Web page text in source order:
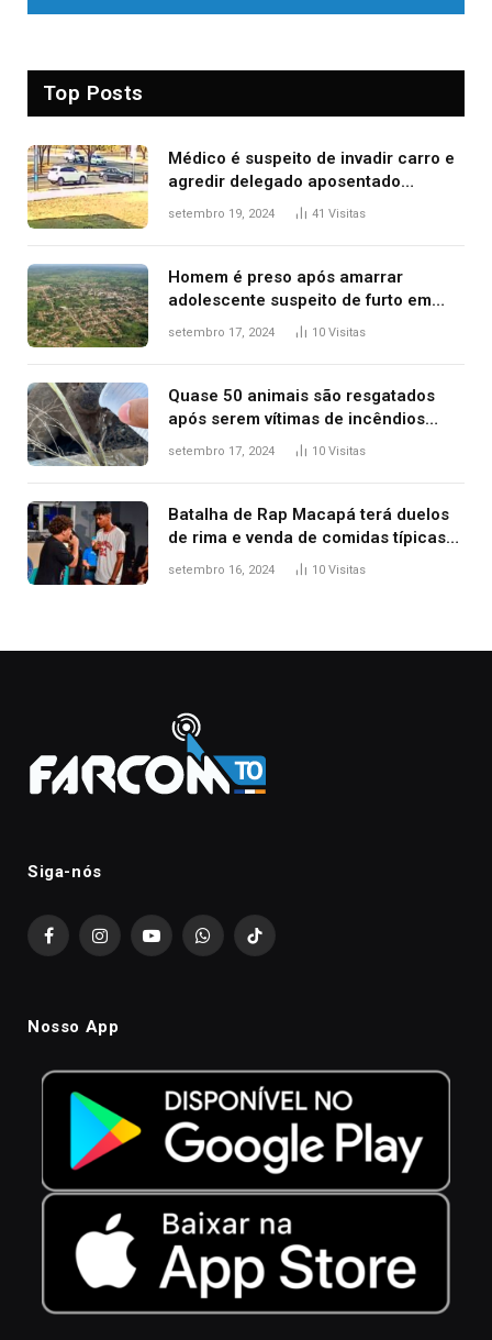
Top Posts
Médico é suspeito de invadir carro e
agredir delegado aposentado
durante confusão no trânsito
setembro 19, 2024 41 Visitas
Homem é preso após amarrar
adolescente suspeito de furto em
estaca de cerca e agredi-lo
setembro 17, 2024 10 Visitas
Quase 50 animais são resgatados
após serem vítimas de incêndios
florestais no Tocantins
setembro 17, 2024 10 Visitas
Batalha de Rap Macapá terá duelos
de rima e venda de comidas típicas
no Mercado Central
setembro 16, 2024 10 Visitas
Siga-nós
FacebookInstagramYouTubeWhatsAppTikTok
Nosso App